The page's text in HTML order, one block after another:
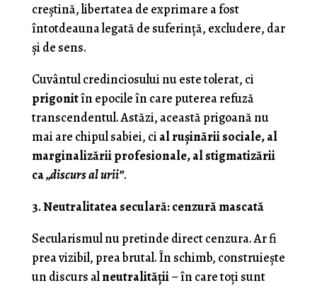
creștină, libertatea de exprimare a fost
întotdeauna legată de suferință, excludere, dar
și de sens.
Cuvântul credinciosului nu este tolerat, ci
prigonitîn epocile în care puterea refuză
transcendentul. Astăzi, această prigoană nu
mai are chipul sabiei, ci al rușinării sociale, al
marginalizării profesionale, al stigmatizării
ca„discurs al urii”.
3. Neutralitatea seculară: cenzură mascată
Secularismul nu pretinde direct cenzura. Ar fi
prea vizibil, prea brutal. În schimb, construiește
un discurs alneutralității– în care toți sunt